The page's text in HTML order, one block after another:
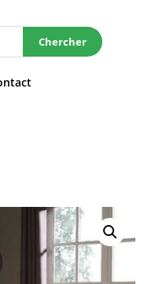
Chercher